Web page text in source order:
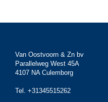
Van Oostvoorn & Zn bv
Parallelweg West 45A
4107 NA Culemborg
Tel. +31345515262